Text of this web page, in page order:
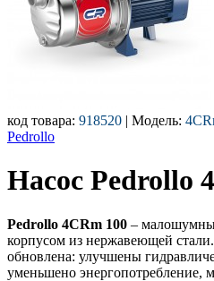
код товара: 918520 | Модель:
Pedrollo
Насос Pedrollo
Pedrollo 4CRm 100 –
корпусом из нержавеющей
обновлена: улучшены
уменьшено